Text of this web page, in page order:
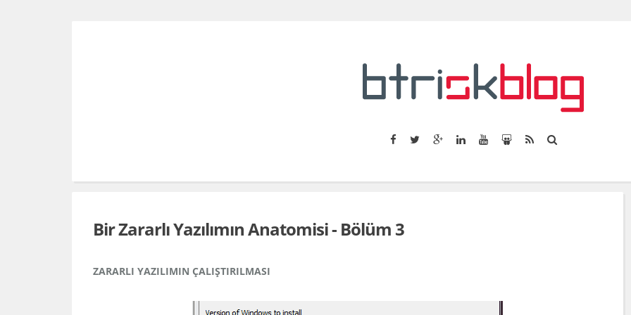
o
Bir Zararlı Yazılımın Anatomisi - Bölüm 3
ZARARLI YAZILIMIN ÇALIŞTIRILMASI